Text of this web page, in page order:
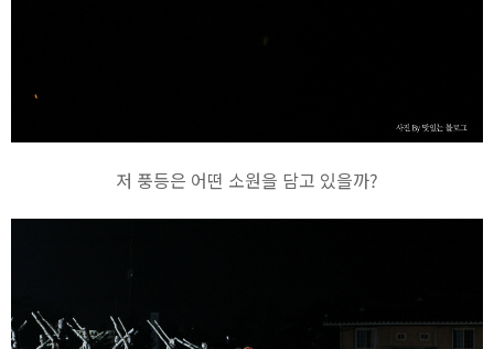
저 풍등은 어떤 소원을 담고 있을까?